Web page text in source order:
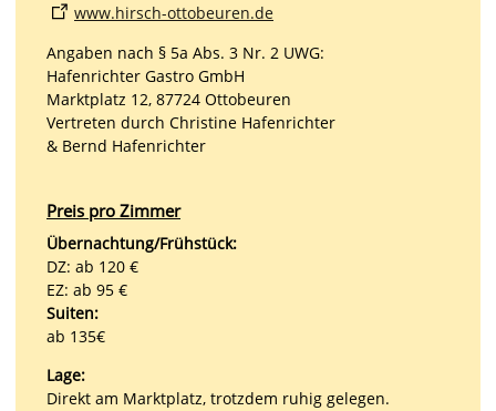
www.hirsch-ottobeuren.de
Angaben nach § 5a Abs. 3 Nr. 2 UWG:
Hafenrichter Gastro GmbH
Marktplatz 12, 87724 Ottobeuren
Vertreten durch Christine Hafenrichter
& Bernd Hafenrichter
Preis pro Zimmer
Übernachtung/Frühstück:
DZ: ab 120 €
EZ: ab 95 €
Suiten:
ab 135€
Lage:
Direkt am Marktplatz, trotzdem ruhig gelegen.